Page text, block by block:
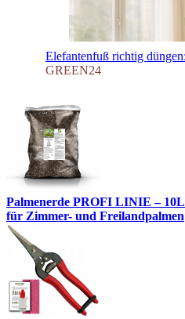
GREEN24
Palmenerde PROFI LINIE –
für Zimmer- und Freilandpalmen